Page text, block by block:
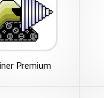
Premium